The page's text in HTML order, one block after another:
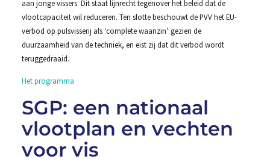
aan jonge vissers. Dit staat lijnrecht tegenover het beleid dat de
vlootcapaciteit wil reduceren. Ten slotte beschouwt de PVV het EU-
verbod op pulsvisserij als ‘complete waanzin’ gezien de
duurzaamheid van de techniek, en eist zij dat dit verbod wordt
teruggedraaid.
Het programma
SGP: een nationaal
vlootplan en vechten
voor vis